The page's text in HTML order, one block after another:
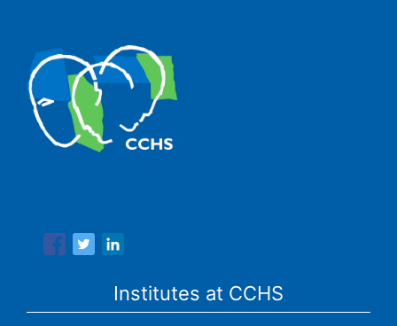
Institutes at CCHS